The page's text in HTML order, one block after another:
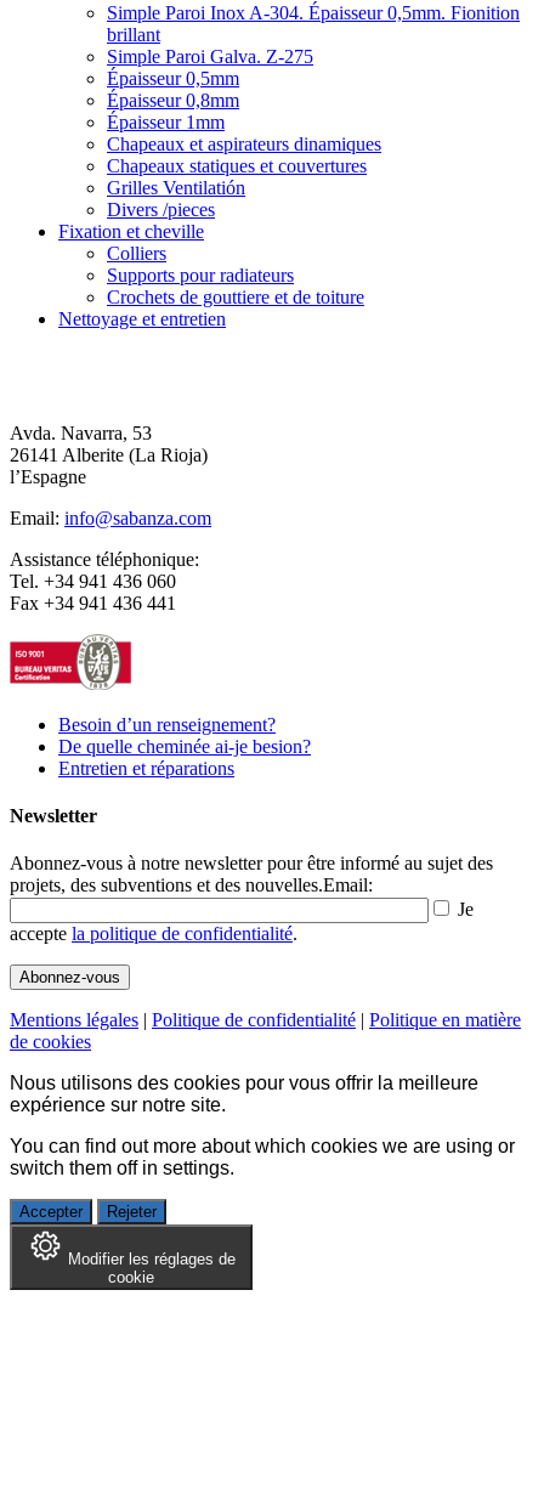
Simple Paroi Inox A-304. Épaisseur 0,5mm. Fionition
brillant
Simple Paroi Galva. Z-275
Épaisseur 0,5mm
Épaisseur 0,8mm
Épaisseur 1mm
Chapeaux et aspirateurs dinamiques
Chapeaux statiques et couvertures
Grilles Ventilatión
Divers /pieces
Fixation et cheville
Colliers
Supports pour radiateurs
Crochets de gouttiere et de toiture
Nettoyage et entretien
Avda. Navarra, 53
26141 Alberite (La Rioja)
l’Espagne
Email: info@sabanza.com
Assistance téléphonique:
Tel. +34 941 436 060
Fax +34 941 436 441
Besoin d’un renseignement?
De quelle cheminée ai-je besion?
Entretien et réparations
Newsletter
Abonnez-vous à notre newsletter pour être informé au sujet des
projets, des subventions et des nouvelles.Email:
Je
accepte la politique de confidentialité.
Mentions légales | Politique de confidentialité | Politique en matière
de cookies
Nous utilisons des cookies pour vous offrir la meilleure
expérience sur notre site.
You can find out more about which cookies we are using or
switch them off in settings.
Accepter Rejeter
Modifier les réglages de
cookie